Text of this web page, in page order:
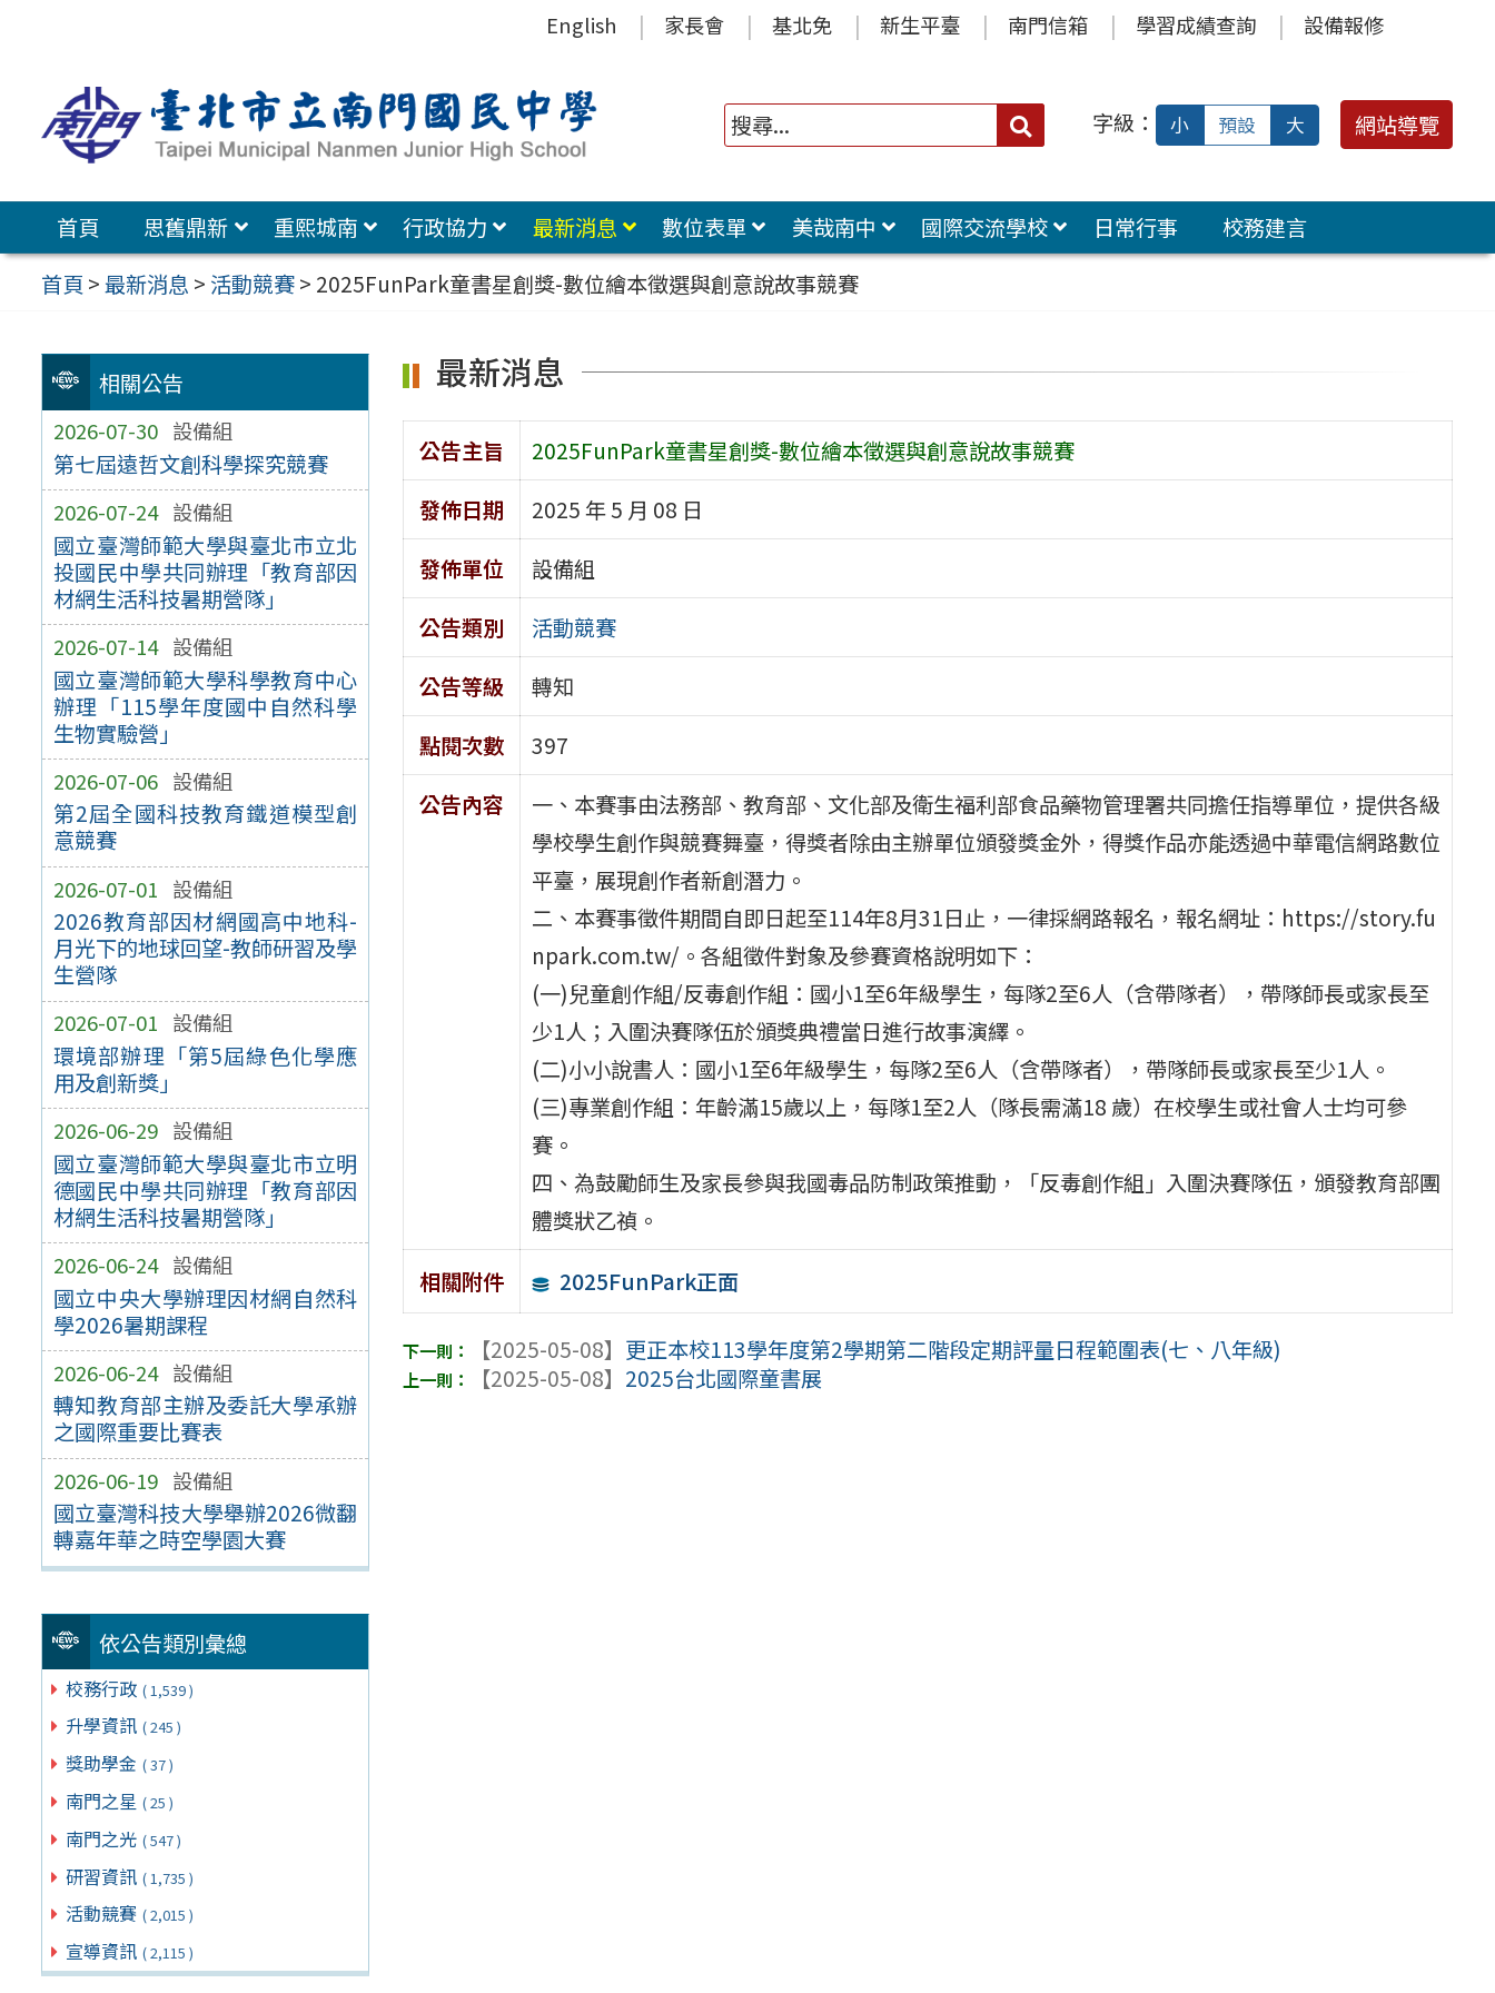
容
區
English 家長會 基北免 新生平臺 南門信箱 學習成績查詢 設備報修
搜
字級： 小 預設 大 網站導覽
首頁 思舊鼎新 重熙城南 行政協力 最新消息 數位表單 美哉南中 國際交流學校 日常行事
校務建言
首頁 >最新消息 > 活動競賽> 2025FunPark童書星創獎-數位繪本徵選與創意說故事競賽
相關公告
2026-07-30 設備組
第七屆遠哲文創科學探究競賽
2026-07-24 設備組
國立臺灣師範大學與臺北市立北
投國民中學共同辦理「教育部因
材網生活科技暑期營隊」
2026-07-14 設備組
國立臺灣師範大學科學教育中心
辦理「115學年度國中自然科學
生物實驗營」
2026-07-06 設備組
第2屆全國科技教育鐵道模型創
意競賽
2026-07-01 設備組
2026教育部因材網國高中地科-
月光下的地球回望-教師研習及學
生營隊
2026-07-01 設備組
環境部辦理「第5屆綠色化學應
用及創新獎」
2026-06-29 設備組
國立臺灣師範大學與臺北市立明
德國民中學共同辦理「教育部因
材網生活科技暑期營隊」
2026-06-24 設備組
國立中央大學辦理因材網自然科
學2026暑期課程
2026-06-24 設備組
轉知教育部主辦及委託大學承辦
之國際重要比賽表
2026-06-19 設備組
國立臺灣科技大學舉辦2026微翻
轉嘉年華之時空學園大賽
依公告類別彙總
校務行政 ( 1,539 )
升學資訊 ( 245 )
獎助學金 ( 37 )
南門之星 ( 25 )
南門之光 ( 547 )
研習資訊 ( 1,735 )
活動競賽 ( 2,015 )
宣導資訊 ( 2,115 )
最新消息
公告主旨
2025FunPark童書星創獎-數位繪本徵選與創意說故事競賽
發佈日期
2025 年 5 月 08 日
發佈單位
設備組
公告類別
活動競賽
公告等級
轉知
點閱次數
397
公告內容
一、本賽事由法務部、教育部、文化部及衛生福利部食品藥物管理署共同擔任指導單位，提供各級
學校學生創作與競賽舞臺，得獎者除由主辦單位頒發獎金外，得獎作品亦能透過中華電信網路數位
平臺，展現創作者新創潛力。
二、本賽事徵件期間自即日起至114年8月31日止，一律採網路報名，報名網址：https://story.fu
npark.com.tw/。各組徵件對象及參賽資格說明如下：
(一)兒童創作組/反毒創作組：國小1至6年級學生，每隊2至6人（含帶隊者），帶隊師長或家長至
少1人；入圍決賽隊伍於頒獎典禮當日進行故事演繹。
(二)小小說書人：國小1至6年級學生，每隊2至6人（含帶隊者），帶隊師長或家長至少1人。
(三)專業創作組：年齡滿15歲以上，每隊1至2人（隊長需滿18 歲）在校學生或社會人士均可參
賽。
四、為鼓勵師生及家長參與我國毒品防制政策推動，「反毒創作組」入圍決賽隊伍，頒發教育部團
體獎狀乙禎。
相關附件
2025FunPark正面
【2025-05-08】 更正本校113學年度第2學期第二階段定期評量日程範圍表(七、八年級)
【2025-05-08】 2025台北國際童書展